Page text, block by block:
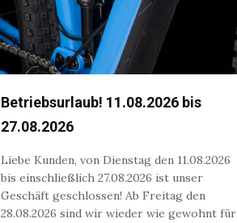
Betriebsurlaub! 11.08.2026 bis
27.08.2026
Liebe Kunden, von Dienstag den 11.08.2026
bis einschließlich 27.08.2026 ist unser
Geschäft geschlossen! Ab Freitag den
28.08.2026 sind wir wieder wie gewohnt für